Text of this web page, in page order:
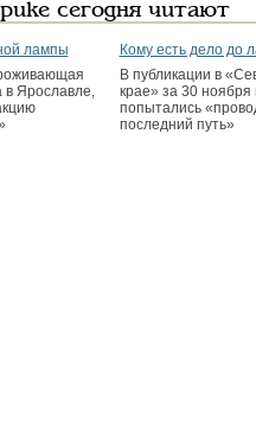
сегодня читают
лампы
в Ярославле,
Кому есть дело до
В публикации в
крае» за 30
попытались
последний путь»